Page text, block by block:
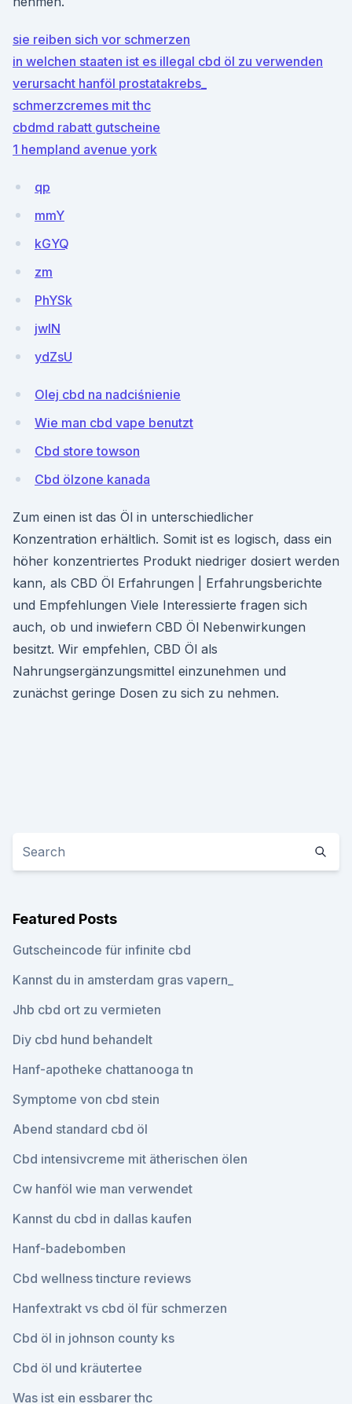
sie reiben sich vor schmerzen
in welchen staaten ist es illegal cbd öl zu verwenden
verursacht hanföl prostatakrebs_
schmerzcremes mit thc
cbdmd rabatt gutscheine
1 hempland avenue york
qp
mmY
kGYQ
zm
PhYSk
jwIN
ydZsU
Olej cbd na nadciśnienie
Wie man cbd vape benutzt
Cbd store towson
Cbd ölzone kanada
Zum einen ist das Öl in unterschiedlicher
Konzentration erhältlich. Somit ist es logisch, dass ein
höher konzentriertes Produkt niedriger dosiert werden
kann, als CBD Öl Erfahrungen | Erfahrungsberichte
und Empfehlungen Viele Interessierte fragen sich
auch, ob und inwiefern CBD Öl Nebenwirkungen
besitzt. Wir empfehlen, CBD Öl als
Nahrungsergänzungsmittel einzunehmen und
zunächst geringe Dosen zu sich zu nehmen.
Featured Posts
Gutscheincode für infinite cbd
Kannst du in amsterdam gras vapern_
Jhb cbd ort zu vermieten
Diy cbd hund behandelt
Hanf-apotheke chattanooga tn
Symptome von cbd stein
Abend standard cbd öl
Cbd intensivcreme mit ätherischen ölen
Cw hanföl wie man verwendet
Kannst du cbd in dallas kaufen
Hanf-badebomben
Cbd wellness tincture reviews
Hanfextrakt vs cbd öl für schmerzen
Cbd öl in johnson county ks
Cbd öl und kräutertee
Was ist ein essbarer thc